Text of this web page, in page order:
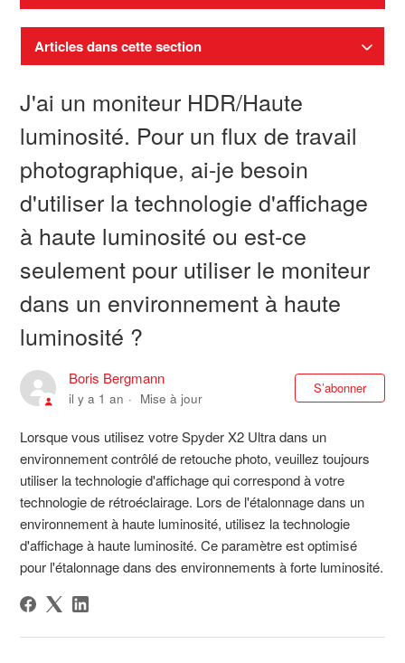
Articles dans cette section
J'ai un moniteur HDR/Haute
luminosité. Pour un flux de travail
photographique, ai-je besoin
d'utiliser la technologie d'affichage
à haute luminosité ou est-ce
seulement pour utiliser le moniteur
dans un environnement à haute
luminosité ?
Boris Bergmann
il y a 1 an Mise à jour
S’abonner
Lorsque vous utilisez votre Spyder X2 Ultra dans un
environnement contrôlé de retouche photo, veuillez toujours
utiliser la technologie d'affichage qui correspond à votre
technologie de rétroéclairage. Lors de l'étalonnage dans un
environnement à haute luminosité, utilisez la technologie
d'affichage à haute luminosité. Ce paramètre est optimisé
pour l'étalonnage dans des environnements à forte luminosité.